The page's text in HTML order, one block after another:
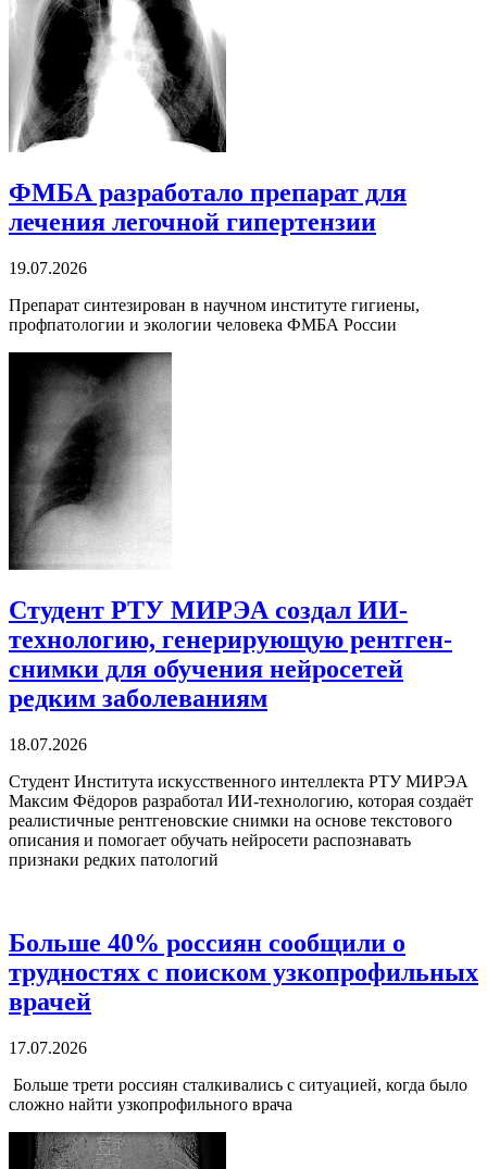
ФМБА разработало препарат для
лечения легочной гипертензии
19.07.2026
Препарат синтезирован в научном институте гигиены,
профпатологии и экологии человека ФМБА России
Студент РТУ МИРЭА создал ИИ-
технологию, генерирующую рентген-
снимки для обучения нейросетей
редким заболеваниям
18.07.2026
Студент Института искусственного интеллекта РТУ МИРЭА
Максим Фёдоров разработал ИИ-технологию, которая создаёт
реалистичные рентгеновские снимки на основе текстового
описания и помогает обучать нейросети распознавать
признаки редких патологий
Больше 40% россиян сообщили о
трудностях с поиском узкопрофильных
врачей
17.07.2026
Больше трети россиян сталкивались с ситуацией, когда было
сложно найти узкопрофильного врача